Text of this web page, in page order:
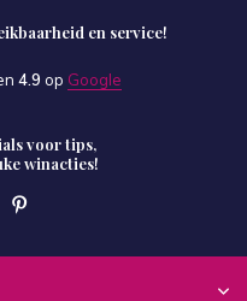
en service!
4.9 op Google
voor tips,
winacties!